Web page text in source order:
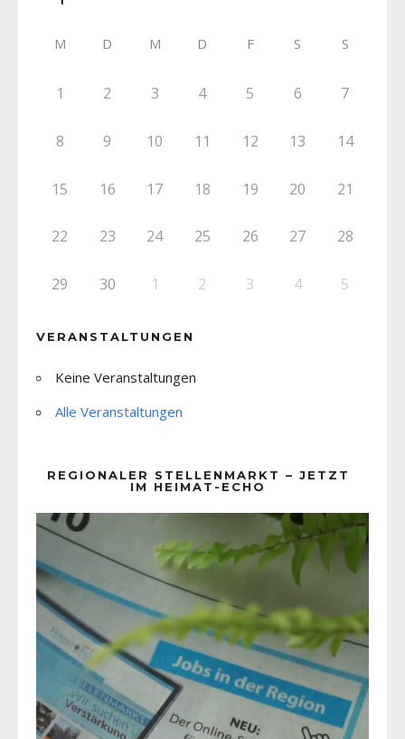
M D M D F S S
1 2 3 4 5 6 7
8 9 10 11 12 13 14
15 16 17 18 19 20 21
22 23 24 25 26 27 28
29 30 1 2 3 4 5
VERANSTALTUNGEN
Keine Veranstaltungen
Alle Veranstaltungen
REGIONALER STELLENMARKT – JETZT
IM HEIMAT-ECHO
Player